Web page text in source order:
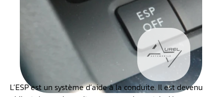
L’ESP est un système d’aide à la conduite. Il est devenu